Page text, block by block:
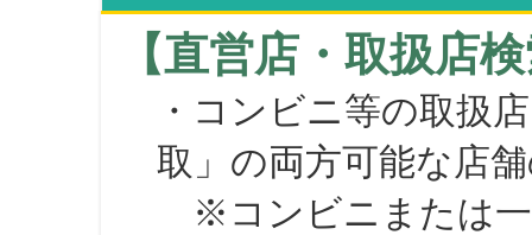
【直営店・取扱店
・コンビニ等の取扱
取」の両方可能な店
※コンビニまたは一